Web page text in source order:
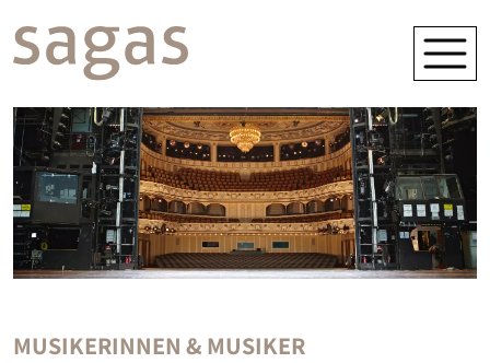
MUSIKERINNEN & MUSIKER